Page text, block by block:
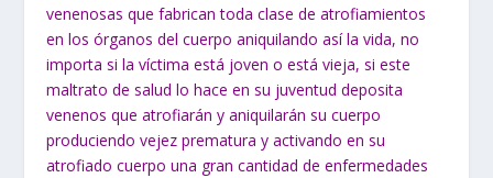
venenosas que fabrican toda clase de atrofiamientos
en los órganos del cuerpo aniquilando así la vida, no
importa si la víctima está joven o está vieja, si este
maltrato de salud lo hace en su juventud deposita
venenos que atrofiarán y aniquilarán su cuerpo
produciendo vejez prematura y activando en su
atrofiado cuerpo una gran cantidad de enfermedades